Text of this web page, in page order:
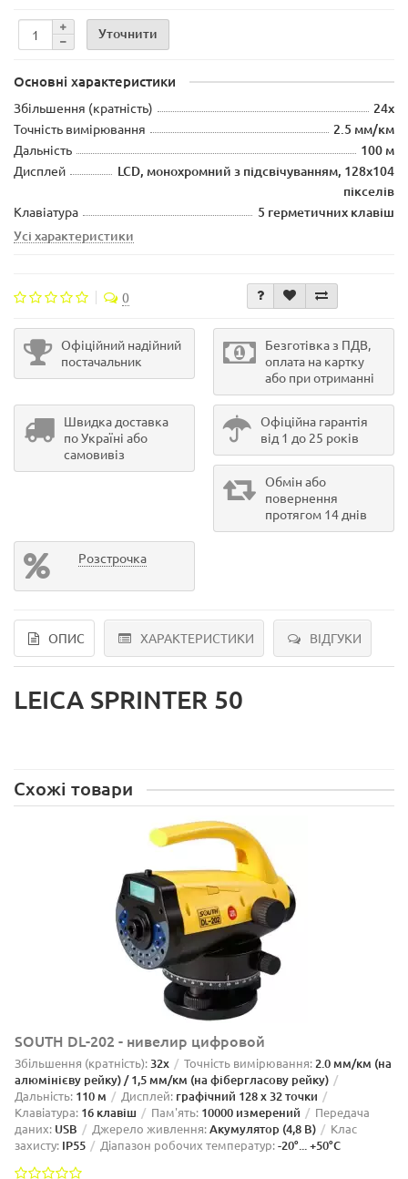
Уточнити
Основні характеристики
Збільшення (кратність) 24х
Точність вимірювання 2.5 мм/км
Дальність 100 м
Дисплей
LCD, монохромний з підсвічуванням, 128x104
пікселів
Клавіатура
5 герметичних клавіш
Усі характеристики
0
Офіційний надійний
постачальник
Безготівка з ПДВ,
оплата на картку
або при отриманні
Швидка доставка
по Україні або
самовивіз
Офіційна гарантія
від 1 до 25 років
Обмін або
повернення
протягом 14 днів
Розстрочка
ОПИС ХАРАКТЕРИСТИКИ ВІДГУКИ
LEICA SPRINTER 50
Схожі товари
SOUTH DL-202 - нивелир цифровой
Збільшення (кратність):32х Точність вимірювання:2.0 мм/км (на
алюмінієву рейку) / 1,5 мм/км (на фібергласову рейку)
Дальність: 110 м Дисплей: графічний 128 х 32 точки
Клавіатура: 16 клавіш Пам'ять: 10000 измерений
Передача
даних: USB Джерело живлення:Акумулятор (4,8 В)
Клас
захисту: IP55 Діапазон робочих температур:-20°... +50°C